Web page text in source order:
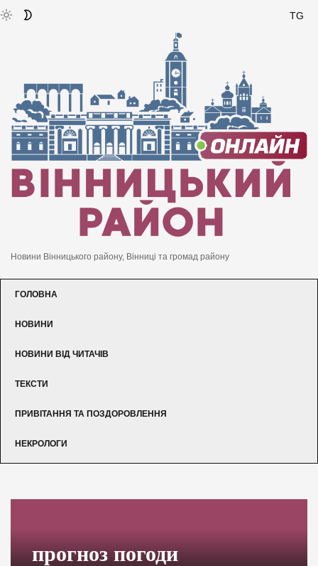
TG
Новини Вінницького району, Вінниці та громад району
ГОЛОВНА
НОВИНИ
НОВИНИ ВІД ЧИТАЧІВ
ТЕКСТИ
ПРИВІТАННЯ ТА ПОЗДОРОВЛЕННЯ
НЕКРОЛОГИ
прогноз погоди